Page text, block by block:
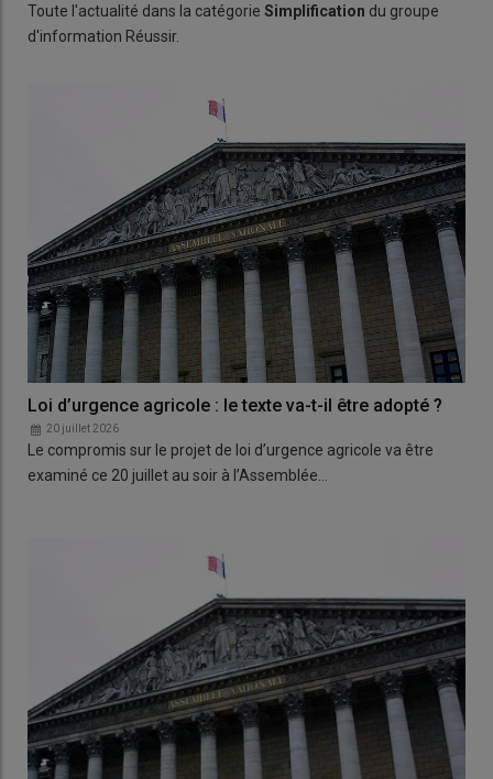
Toute l'actualité dans la catégorie Simplification du groupe
d'information Réussir.
Loi d’urgence agricole : le texte va-t-il être adopté ?
20 juillet 2026
Le compromis sur le projet de loi d’urgence agricole va être
examiné ce 20 juillet au soir à l’Assemblée…